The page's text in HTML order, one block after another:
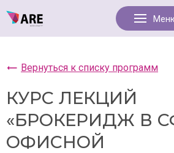
Вернуться к списку программ
КУРС ЛЕКЦИЙ
«БРОКЕРИДЖ В
ОФИСНОЙ